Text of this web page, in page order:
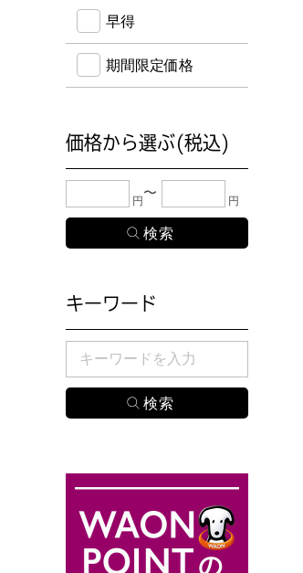
早得
期間限定価格
価格から選ぶ(税込)
下限金額・上限金額のどちらか１
円 円
キーワード
検索したい商品のキーワードを入力